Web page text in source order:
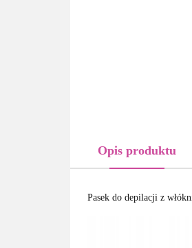
Opis produktu
Pasek do depilacji z